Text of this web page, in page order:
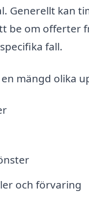
Generellt kan
be om
fall.
mängd olika
och förvaring